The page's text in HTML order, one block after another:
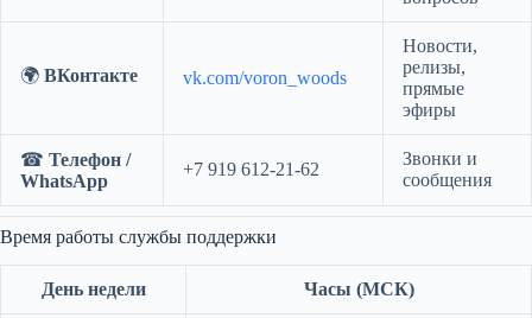
🌍 ВКонтакте vk.com/voron_woods
Новости,
релизы,
прямые
эфиры
☎ Телефон /
WhatsApp
+7 919 612-21-62
Звонки и
сообщения
Время работы службы поддержки
День недели Часы (МСК)